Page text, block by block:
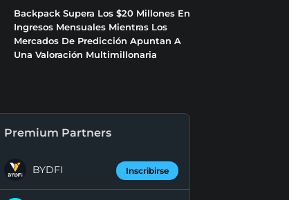
Backpack Supera Los $20 Millones En
Ingresos Mensuales Mientras Los
Mercados De Predicción Apuntan A
Una Valoración Multimillonaria
Premium Partners
BYDFI Inscribirse